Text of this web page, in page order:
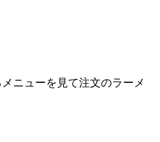
ニューを見て注文のラーメ